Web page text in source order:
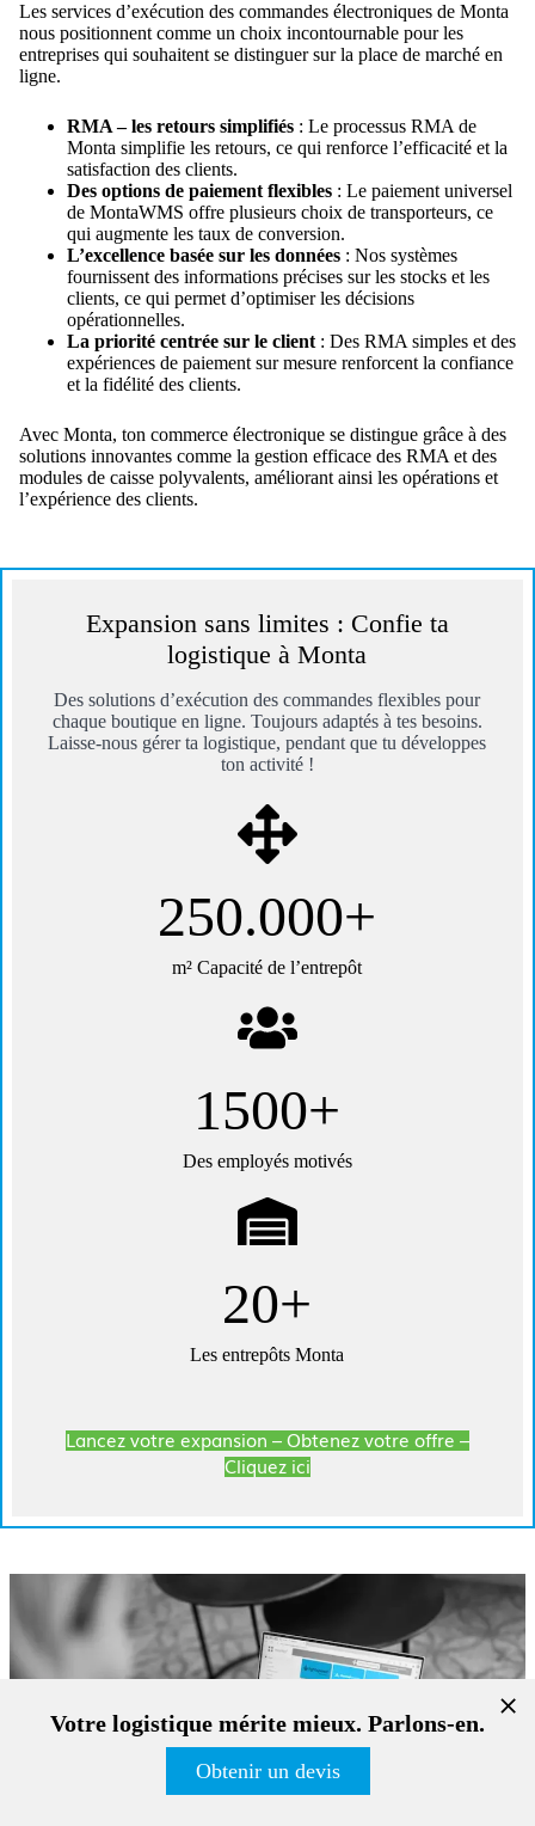
Les services d’exécution des commandes électroniques de Monta
nous positionnent comme un choix incontournable pour les
entreprises qui souhaitent se distinguer sur la place de marché en
ligne.
RMA – les retours simplifiés : Le processus RMA de
Monta simplifie les retours, ce qui renforce l’efficacité et la
satisfaction des clients.
Des options de paiement flexibles : Le paiement universel
de MontaWMS offre plusieurs choix de transporteurs, ce
qui augmente les taux de conversion.
L’excellence basée sur les données : Nos systèmes
fournissent des informations précises sur les stocks et les
clients, ce qui permet d’optimiser les décisions
opérationnelles.
La priorité centrée sur le client : Des RMA simples et des
expériences de paiement sur mesure renforcent la confiance
et la fidélité des clients.
Avec Monta, ton commerce électronique se distingue grâce à des
solutions innovantes comme la gestion efficace des RMA et des
modules de caisse polyvalents, améliorant ainsi les opérations et
l’expérience des clients.
Expansion sans limites : Confie ta
logistique à Monta
Des solutions d’exécution des commandes flexibles pour
chaque boutique en ligne. Toujours adaptés à tes besoins.
Laisse-nous gérer ta logistique, pendant que tu développes
ton activité !
250.000+
m² Capacité de l’entrepôt
1500+
Des employés motivés
20+
Les entrepôts Monta
Lancez votre expansion – Obtenez votre offre –
Cliquez ici
Votre logistique mérite mieux. Parlons-en.
Obtenir un devis